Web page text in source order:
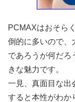
PCMAXはおそら
倒的に多いので、
であろうが何だろ
きな魅力です。
一見、真面目な出
すると本性がわか